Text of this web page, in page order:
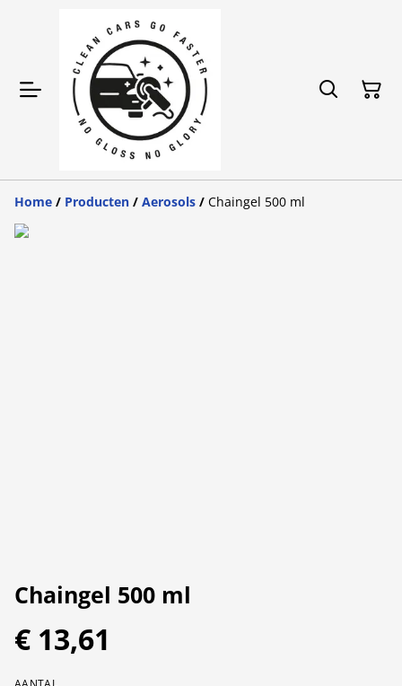
Home / Producten / Aerosols / Chaingel 500 ml
Chaingel 500 ml
€ 13,61